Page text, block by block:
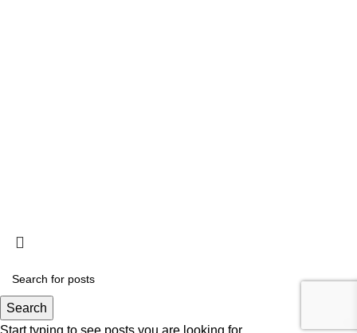
Search
Start typing to see posts you are looking for.